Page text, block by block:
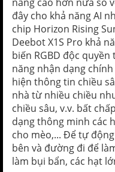
đây cho khả năng AI
chip Horizon Rising
Deebot X1S Pro khả
biến RGBD độc
năng nhận dạng
hiện thông tin chiều
nhà từ nhiều chiều
chiều sâu, v.v. bất
dạng thông minh các
cho mèo,... Để tự
bên và đường đi để
làm bụi bẩn, các hạt